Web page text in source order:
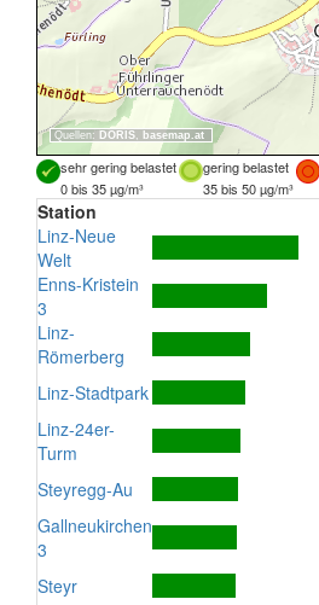
Quellen: DORIS, basemap.at
sehr gering belastet gering belastet
0 bis 35 µg/m³
35 bis 50 µg/m³
Station
Linz-Neue
Welt
Enns-Kristein
3
Linz-
Römerberg
Linz-Stadtpark
Linz-24er-
Turm
Steyregg-Au
Gallneukirchen
3
Steyr